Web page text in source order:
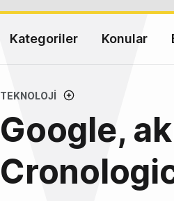
Kategoriler Konular
TEKNOLOJI
Google,